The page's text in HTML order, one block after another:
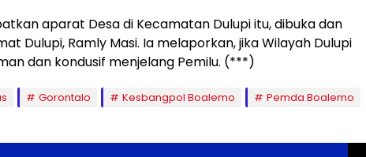
aparat Desa di Kecamatan Dulupi itu, dibuka dan
Dulupi, Ramly Masi. Ia melaporkan, jika Wilayah Dulupi
dan kondusif menjelang Pemilu. (***)
Gorontalo Kesbangpol Boalemo
Pemda Boalemo